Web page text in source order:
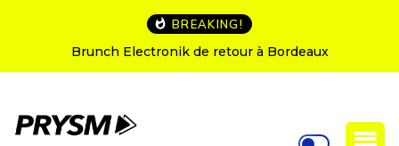
BREAKING!
L’Amnesia Ibiza fête ses 50 ans : le programme des
soirées d’ouverture